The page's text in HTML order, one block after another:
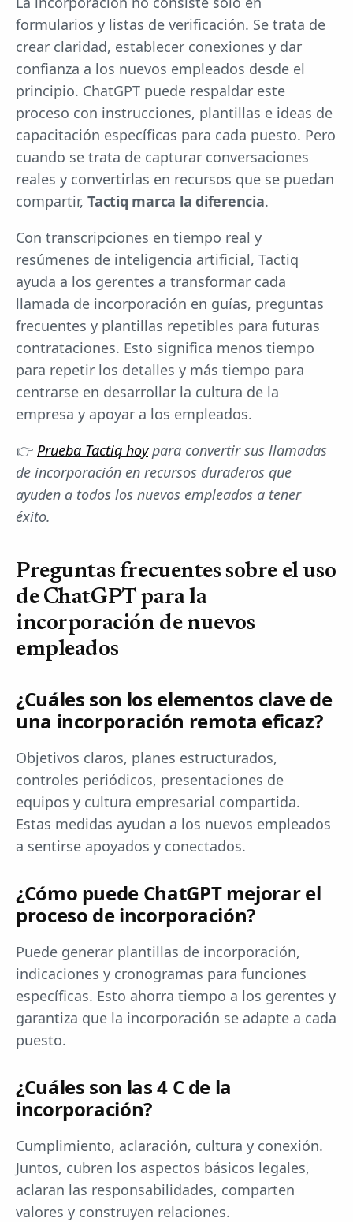
formularios y listas de verificación. Se trata de
crear claridad, establecer conexiones y dar
confianza a los nuevos empleados desde el
principio. ChatGPT puede respaldar este
proceso con instrucciones, plantillas e ideas de
capacitación específicas para cada puesto. Pero
cuando se trata de capturar conversaciones
reales y convertirlas en recursos que se puedan
compartir, Tactiq marca la diferencia.
Con transcripciones en tiempo real y
resúmenes de inteligencia artificial, Tactiq
ayuda a los gerentes a transformar cada
llamada de incorporación en guías, preguntas
frecuentes y plantillas repetibles para futuras
contrataciones. Esto significa menos tiempo
para repetir los detalles y más tiempo para
centrarse en desarrollar la cultura de la
empresa y apoyar a los empleados.
👉 Prueba Tactiq hoypara convertir sus llamadas
de incorporación en recursos duraderos que
ayuden a todos los nuevos empleados a tener
éxito.
Preguntas frecuentes sobre el uso
de ChatGPT para la
incorporación de nuevos
empleados
¿Cuáles son los elementos clave de
una incorporación remota eficaz?
Objetivos claros, planes estructurados,
controles periódicos, presentaciones de
equipos y cultura empresarial compartida.
Estas medidas ayudan a los nuevos empleados
a sentirse apoyados y conectados.
¿Cómo puede ChatGPT mejorar el
proceso de incorporación?
Puede generar plantillas de incorporación,
indicaciones y cronogramas para funciones
específicas. Esto ahorra tiempo a los gerentes y
garantiza que la incorporación se adapte a cada
puesto.
¿Cuáles son las 4 C de la
incorporación?
Cumplimiento, aclaración, cultura y conexión.
Juntos, cubren los aspectos básicos legales,
aclaran las responsabilidades, comparten
valores y construyen relaciones.